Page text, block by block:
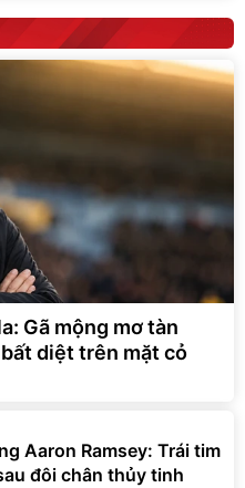
Gã mộng mơ tàn
diệt trên mặt cỏ
Aaron Ramsey: Trái tim
đôi chân thủy tinh